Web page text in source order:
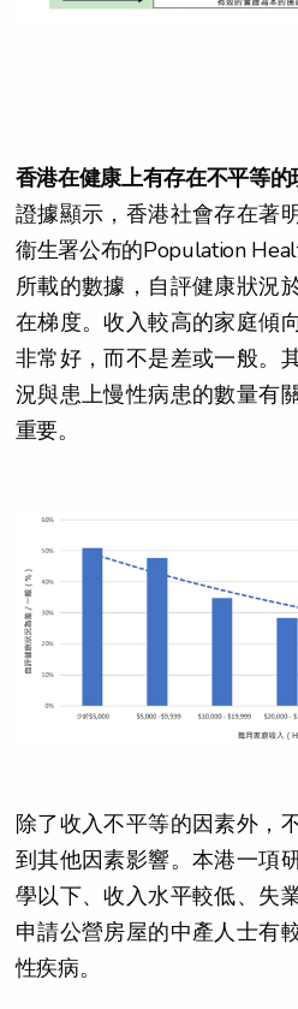
香港在健康上有存在不平等的
證據顯示，香港社會存在著
衞生署公布的Population
所載的數據，自評健康狀況
在梯度。收入較高的家庭傾
非常好，而不是差或一般。
況與患上慢性病患的數量有
重要。
除了收入不平等的因素外，
到其他因素影響。本港一項
學以下、收入水平較低、失
申請公營房屋的中產人士有
性疾病。